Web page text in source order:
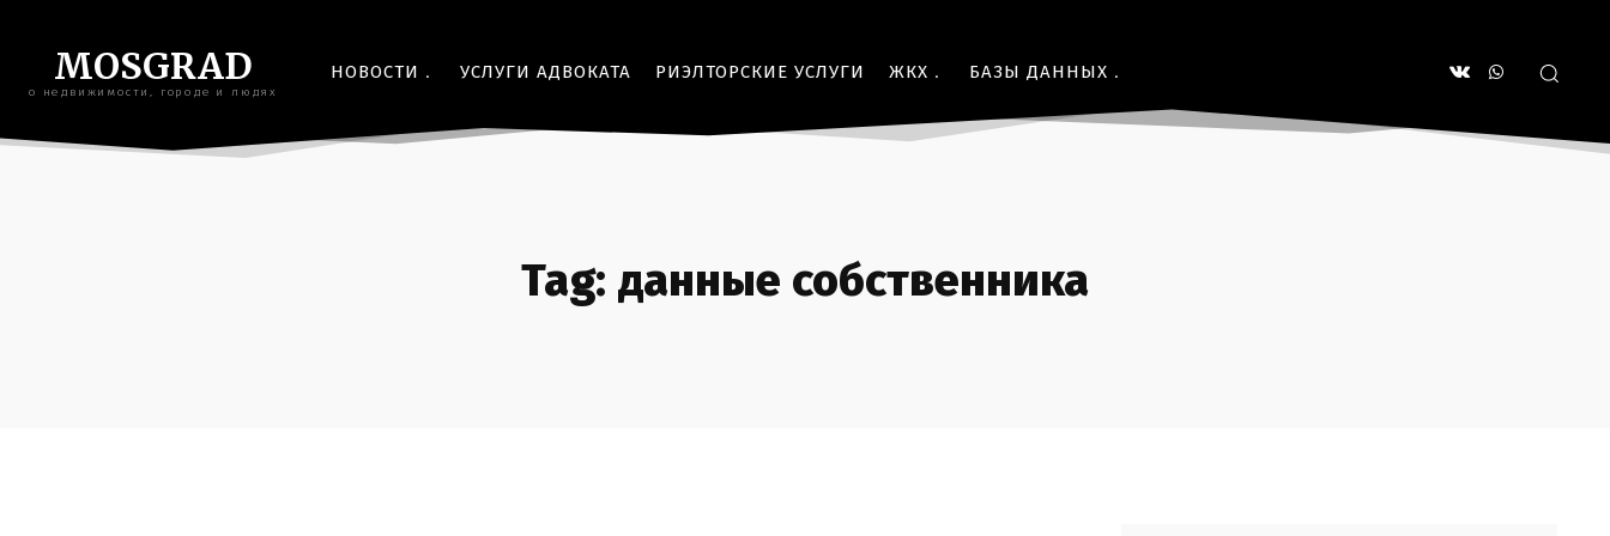
MOSGRAD
о недвижимости, городе и людях
НОВОСТИ УСЛУГИ АДВОКАТА РИЭЛТОРСКИЕ УСЛУГИ ЖКХ БАЗЫ ДАННЫХ
Tag: данные собственника